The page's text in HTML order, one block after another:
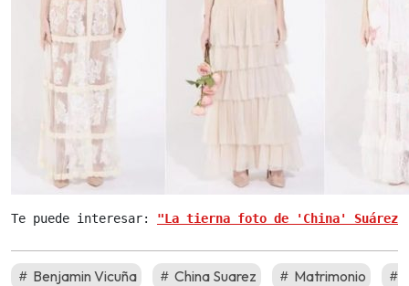
Te puede interesar: "La tierna foto de 'China' Suárez
Benjamin Vicuña China Suarez Matrimonio